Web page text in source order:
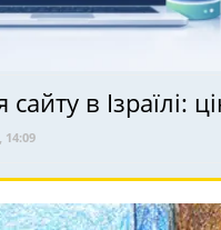
сайту в Ізраїлі:
14:09